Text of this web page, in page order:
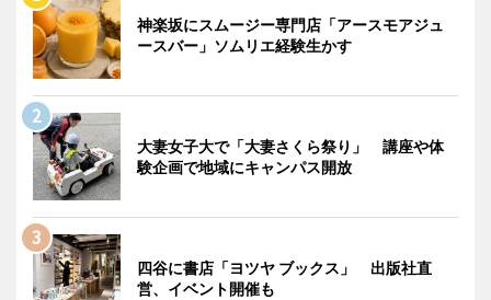
神楽坂にスムージー専門店「アースモアジュ
ースバー」ソムリエ経験生かす
大妻女子大で「大妻さくら祭り」 講座や体
験企画で地域にキャンパス開放
四谷に書店「ヨツヤ ブックス」 出版社直
営、イベント開催も